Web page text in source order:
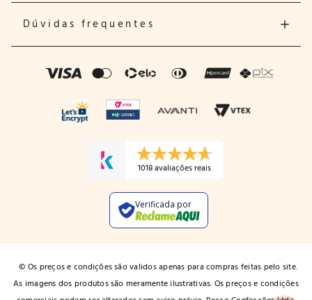
Dúvidas frequentes
1018 avaliações reais
Verificada por
© Os preços e condições são validos apenas para compras feitas pelo site.
As imagens dos produtos são meramente ilustrativas. Os preços e condições